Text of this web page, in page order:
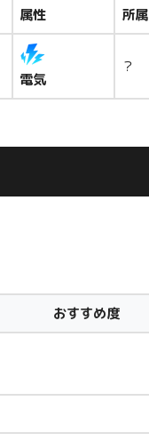
属性 所属
電気
？
おすすめ度